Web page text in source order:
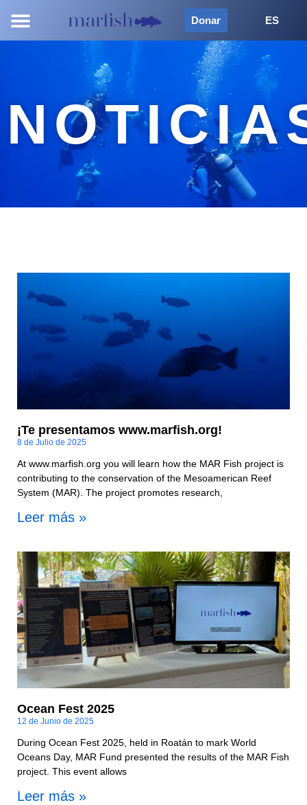
Donar ES
¡Te presentamos www.marfish.org!
8 de Julio de 2025
At www.marfish.org you will learn how the MAR Fish project is
contributing to the conservation of the Mesoamerican Reef
System (MAR). The project promotes research,
Leer más »
Ocean Fest 2025
12 de Junio de 2025
During Ocean Fest 2025, held in Roatán to mark World
Oceans Day, MAR Fund presented the results of the MAR Fish
project. This event allows
Leer más »